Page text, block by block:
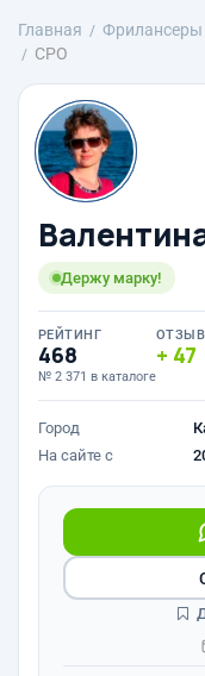
Главная Фрилансеры
СРО
Держу марку!
РЕЙТИНГ
468
№ 2 371 в каталоге
47
Город
На сайте с